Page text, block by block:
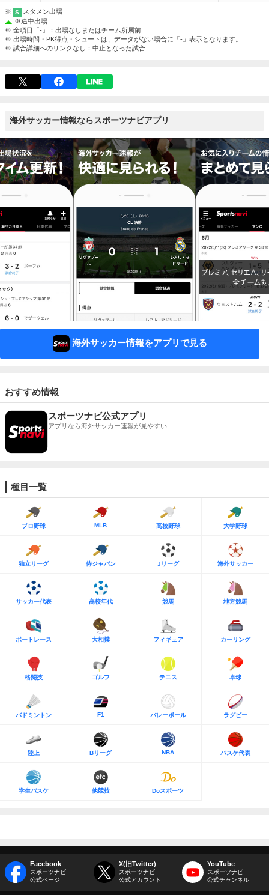
※ S
スタメン出場
※途中出場
※ 全項目「-」：出場なしまたはチーム所属前
※ 出場時間・PK得点・シュートは、データがない場合に「-」表示となります。
※ 試合詳細へのリンクなし：中止となった試合
海外サッカー情報ならスポーツナビアプリ
海外サッカー情報をアプリで見る
おすすめ情報
スポーツナビ公式アプリ
アプリなら海外サッカー速報が見やすい
種目一覧
プロ野球 MLB 高校野球 大学野球
独立リーグ 侍ジャパン Jリーグ 海外サッカー
サッカー代表 高校年代 競馬 地方競馬
ボートレース 大相撲 フィギュア カーリング
格闘技 ゴルフ テニス 卓球
バドミントン F1 バレーボール ラグビー
陸上 Bリーグ NBA バスケ代表
学生バスケ 他競技 Doスポーツ
Facebook
スポーツナビ
公式ページ
X(旧Twitter)
スポーツナビ
公式アカウント
YouTube
スポーツナビ
公式チャンネル